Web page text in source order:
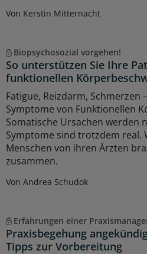
Von Kerstin Mitternacht
Biopsychosozial vorgehen!
So unterstützen Sie Ihre
funktionellen
Fatigue, Reizdarm, Schmerzen
Symptome von Funktionellen
Somatische Ursachen werden
Symptome sind trotzdem real.
Menschen von ihren Ärzten
zusammen.
Von Andrea Schudok
Erfahrungen einer
Praxisbegehung
Tipps zur Vorbereitung